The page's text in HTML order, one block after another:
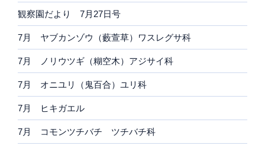
観察園だより 7月27日号
7月 ヤブカンゾウ（藪萱草）ワスレグサ科
7月 ノリウツギ（糊空木）アジサイ科
7月 オニユリ（鬼百合）ユリ科
7月 ヒキガエル
7月 コモンツチバチ ツチバチ科